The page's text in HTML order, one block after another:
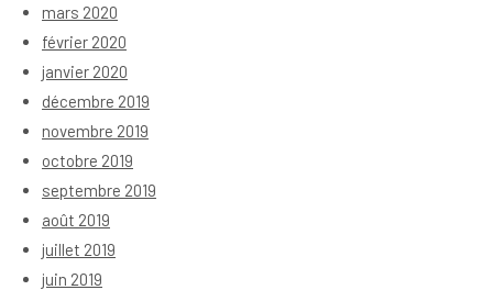
mars 2020
février 2020
janvier 2020
décembre 2019
novembre 2019
octobre 2019
septembre 2019
août 2019
juillet 2019
juin 2019